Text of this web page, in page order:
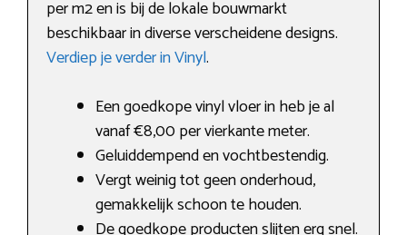
per m2 en is bij de lokale bouwmarkt
beschikbaar in diverse verscheidene designs.
Verdiep je verder in Vinyl.
Een goedkope vinyl vloer in heb je al
vanaf €8,00 per vierkante meter.
Geluiddempend en vochtbestendig.
Vergt weinig tot geen onderhoud,
gemakkelijk schoon te houden.